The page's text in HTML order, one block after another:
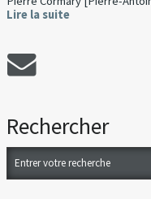
Lire la suite
Rechercher